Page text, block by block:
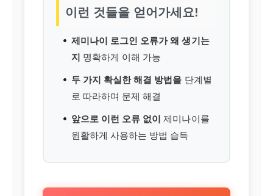
이런 것들을 얻어가세요!
제미나이 로그인 오류가 왜 생기는
지 명확하게 이해 가능
두 가지 확실한 해결 방법을 단계별
로 따라하며 문제 해결
앞으로 이런 오류 없이 제미나이를
원활하게 사용하는 방법 습득